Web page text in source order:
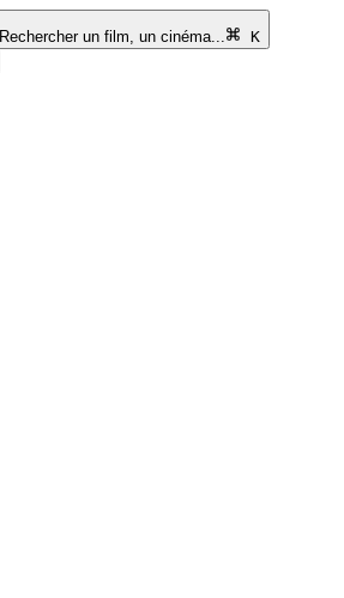
Rechercher un film, un cinéma...
K